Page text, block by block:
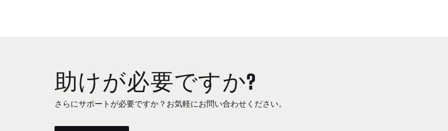
助けが必要ですか?
さらにサポートが必要ですか？お気軽にお問い合わせください。